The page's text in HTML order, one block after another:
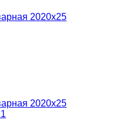
2020х25
2020х25